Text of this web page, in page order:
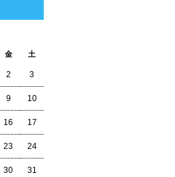
金 土
2 3
9 10
16 17
23 24
30 31